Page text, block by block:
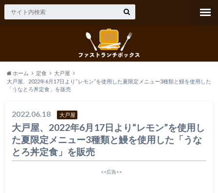
ホーム 定食
大戸屋
大戸屋、2022年6月17日より“レモン”を使用した夏限定メニュー3種類と鰻を使用した
「うなとろ丼定食」を販売
2022.06.18 大戸屋
大戸屋、2022年6月17日より“レモン”を使用し
た夏限定メニュー3種類と鰻を使用した「うな
とろ丼定食」を販売
<<広告>>